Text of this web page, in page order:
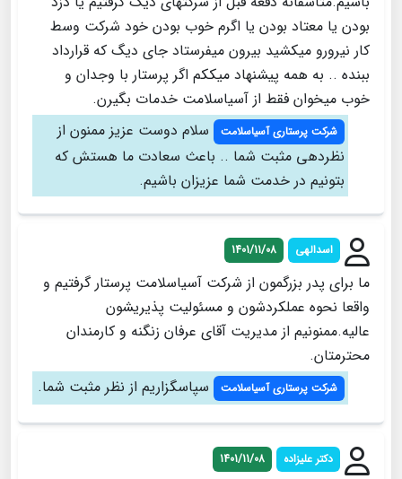
بودن یا معتاد بودن یا اگرم خوب بودن خود شرکت وسط
کار نیرورو میکشید بیرون میفرستاد جای دیگ که قرارداد
ببنده .. به همه پیشنهاد میککم اگر پرستار با وجدان و
خوب میخوان فقط از آسیاسلامت خدمات بگیرن.
شرکت پرستاری آسیاسلامت
سلام دوست عزیز ممنون از
نظردهی مثبت شما .. باعث سعادت ما هستش که
بتونیم در خدمت شما عزیزان باشیم.
اسدالهی 1401/11/08
ما برای پدر بزرگمون از شرکت آسیاسلامت پرستار گرفتیم و
واقعا نحوه عملکردشون و مسئولیت پذیریشون
عالیه.ممنونیم از مدیریت آقای عرفان زنگنه و کارمندان
محترمتان.
شرکت پرستاری آسیاسلامت سپاسگزاریم از نظر مثبت شما.
دکتر علیزاده 1401/11/08